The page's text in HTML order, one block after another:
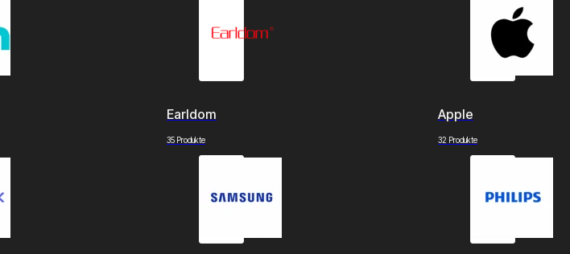
Earldom
35 Produkte
Apple
32 Produkte